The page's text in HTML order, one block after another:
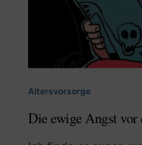
Altersvorsorge
Die ewige Angst vor